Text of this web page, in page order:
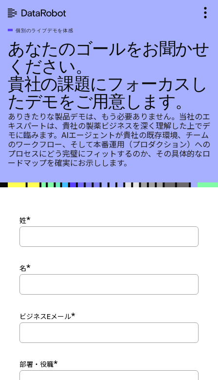
個別のライブデモを体感
あなたのゴールをお聞かせ
ください。
貴社の課題にフォーカスし
たデモをご用意します。
ありきたりな製品デモは、もう必要ありません。当社のエ
キスパートは、貴社の製薬ビジネスを深く理解した上でデ
モに臨みます。AIエージェントが貴社の既存環境、チーム
のワークフロー、そして本番運用（プロダクション）への
プロセスにどう完璧にフィットするのか、その具体的なロ
ードマップを確実にお示しします。
*
姓
*
名
*
ビジネスEメール
*
部署・役職